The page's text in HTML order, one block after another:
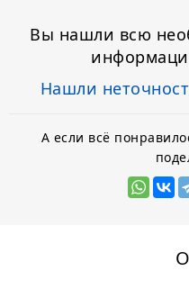
Вы нашли всю
Нашли
А если всё